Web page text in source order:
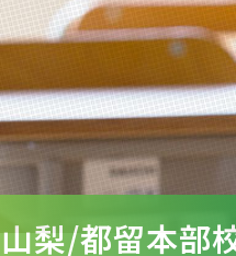
山梨/都留本部